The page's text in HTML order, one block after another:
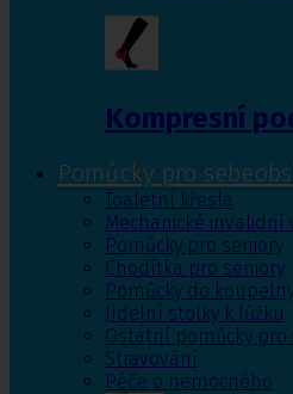
Kompresní
Pomůcky pro
Toaletní křesla
Mechanické invalidní
Pomůcky pro seniory
Chodítka pro seniory
Pomůcky do
Jídelní stolky k lůžku
Ostatní pomůcky
Stravování
Péče o nemocného